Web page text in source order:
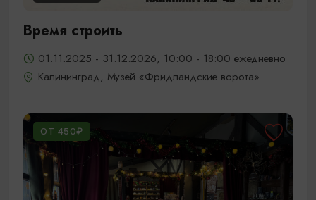
Время строить
01.11.2025 - 31.12.2026, 10:00 - 18:00 ежедневно
Калининград, Музей «Фридландские ворота»
ОТ 450₽